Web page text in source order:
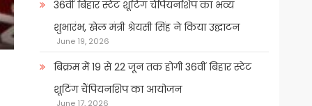
36वीं बिहार स्टेट शूटिंग चैंपियनशिप का भव्य
शुभारंभ, खेल मंत्री श्रेयसी सिंह ने किया उद्घाटन
June 19, 2026
बिक्रम में 19 से 22 जून तक होगी 36वीं बिहार स्टेट
शूटिंग चैंपियनशिप का आयोजन
June 17, 2026